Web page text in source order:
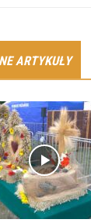
ARTYKUŁY